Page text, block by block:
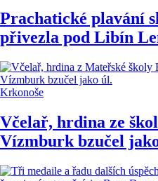
Prachatické plavání
přivezla pod Libín
Krkonoše
Včelař, hrdina ze
Vízmburk bzučel